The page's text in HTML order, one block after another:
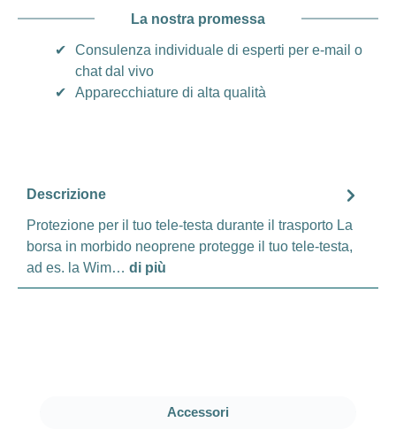
La nostra promessa
✔
Consulenza individuale di esperti per e-mail o
chat dal vivo
✔
Apparecchiature di alta qualità
Descrizione
Protezione per il tuo tele-testa durante il trasporto La
borsa in morbido neoprene protegge il tuo tele-testa,
ad es. la Wim… di più
Salta la galleria dei prodotti
Accessori